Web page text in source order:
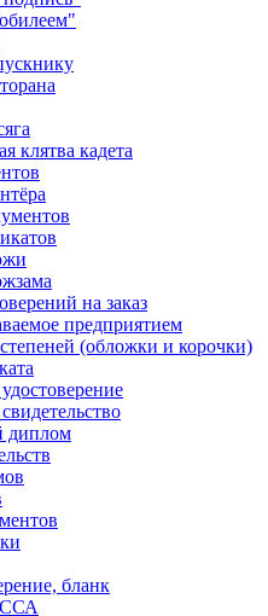
клятва кадета
на заказ
предприятием
(обложки и корочки)
диплом
бланк